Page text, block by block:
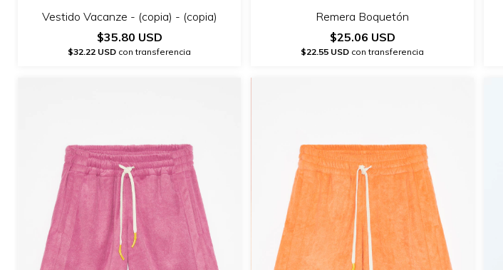
Vestido Vacanze - (copia) - (copia)
$35.80 USD
$32.22 USD con transferencia
Remera Boquetón
$25.06 USD
$22.55 USD con transferencia